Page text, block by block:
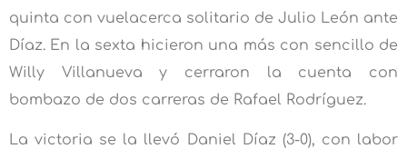
quinta con vuelacerca solitario de Julio León ante
Díaz. En la sexta hicieron una más con sencillo de
Willy Villanueva y cerraron la cuenta con
bombazo de dos carreras de Rafael Rodríguez.
La victoria se la llevó Daniel Díaz (3-0), con labor